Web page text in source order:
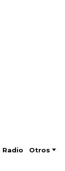
Radio Otros